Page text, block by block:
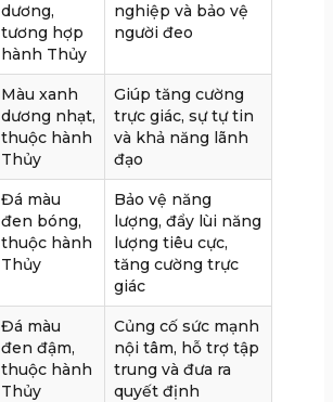
dương,
tương hợp
hành Thủy
nghiệp và bảo vệ
người đeo
Màu xanh
dương nhạt,
thuộc hành
Thủy
Giúp tăng cường
trực giác, sự tự tin
và khả năng lãnh
đạo
Đá màu
đen bóng,
thuộc hành
Thủy
Bảo vệ năng
lượng, đẩy lùi năng
lượng tiêu cực,
tăng cường trực
giác
Đá màu
đen đậm,
thuộc hành
Thủy
Củng cố sức mạnh
nội tâm, hỗ trợ tập
trung và đưa ra
quyết định